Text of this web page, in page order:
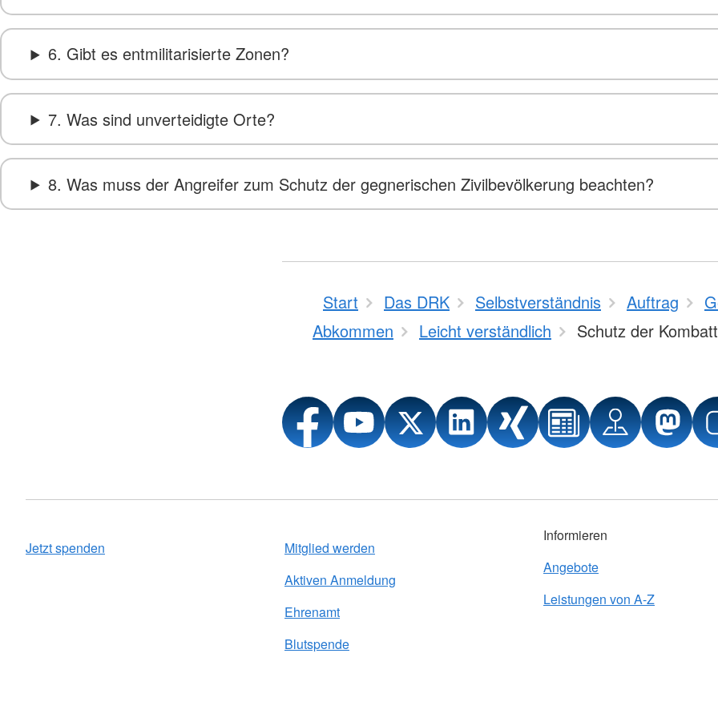
6. Gibt es entmilitarisierte Zonen?
7. Was sind unverteidigte Orte?
8. Was muss der Angreifer zum Schutz der gegnerischen Zivilbevölkerung beachten?
Start Das DRK Selbstverständnis Auftrag
Abkommen
Leicht verständlich Schutz der
Jetzt spenden
Mitglied werden
Aktiven Anmeldung
Ehrenamt
Blutspende
Informieren
Angebote
Leistungen von A-Z